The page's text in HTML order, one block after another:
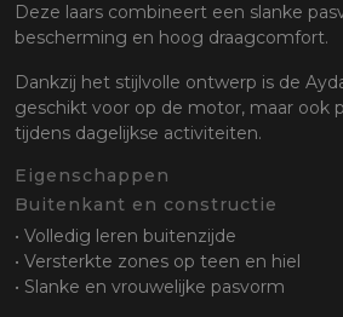
Deze laars combineert een slanke
bescherming en hoog draagcomfort.
Dankzij het stijlvolle ontwerp is de
geschikt voor op de motor, maar ook
tijdens dagelijkse activiteiten.
Eigenschappen
Buitenkant en constructie
• Volledig leren buitenzijde
• Versterkte zones op teen en hiel
• Slanke en vrouwelijke pasvorm